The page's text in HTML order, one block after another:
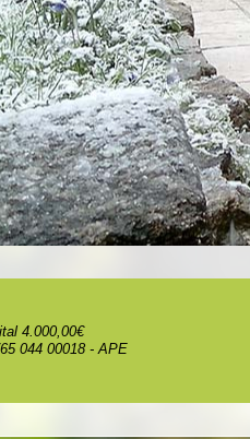
4.000,00€
044 00018 - APE